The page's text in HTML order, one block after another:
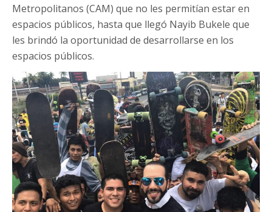
Metropolitanos (CAM) que no les permitían estar en
espacios públicos, hasta que llegó Nayib Bukele que
les brindó la oportunidad de desarrollarse en los
espacios públicos.